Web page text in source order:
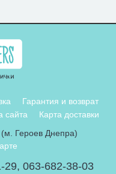
Гарантия и возврат
сайта
Карта доставки
Героев Днепра)
29, 063-682-38-03